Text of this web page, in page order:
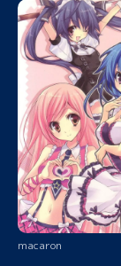
macaron